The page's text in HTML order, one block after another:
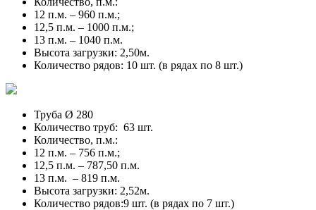
12 п.м. – 960 п.м.;
12,5 п.м. – 1000 п.м.;
13 п.м. – 1040 п.м.
Высота загрузки: 2,50м.
Количество рядов: 10 шт. (в рядах по 8 шт.)
Труба Ø 280
Количество труб: 63 шт.
Количество, п.м.:
12 п.м. – 756 п.м.;
12,5 п.м. – 787,50 п.м.
13 п.м. – 819 п.м.
Высота загрузки: 2,52м.
Количество рядов:9 шт. (в рядах по 7 шт.)